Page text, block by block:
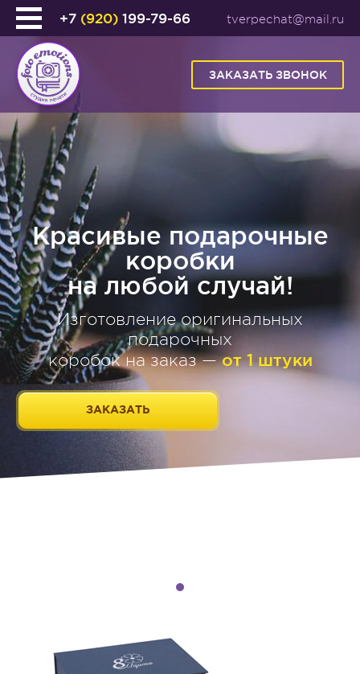
+7 (920) 199-79-66 tverpechat@mail.ru
ЗАКАЗАТЬ ЗВОНОК
Красивые подарочные
коробки
на любой случай!
Изготовление оригинальных
подарочных
коробок на заказ —от 1 штуки
ЗАКАЗАТЬ